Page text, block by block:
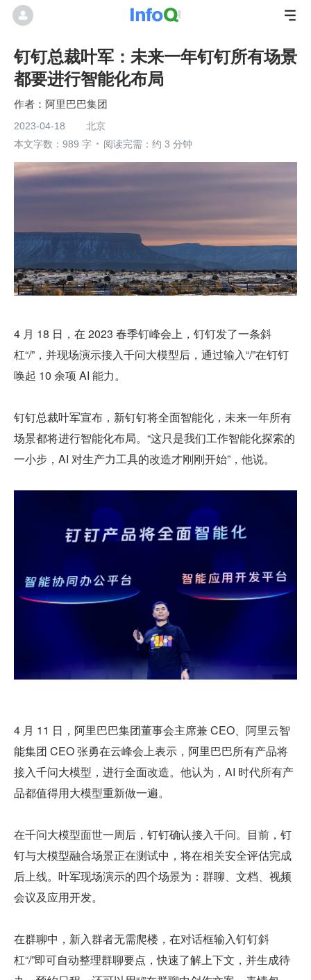
钉钉总裁叶军：未来一年钉钉所有场景
都要进行智能化布局
阿里巴巴集团
2023-04-18
北京
本文字数：989 字
阅读完需：约 3 分钟
4 月 18 日，在 2023 春季钉峰会上，钉钉发了一条斜
杠“/”，并现场演示接入千问大模型后，通过输入“/”在钉钉
唤起 10 余项 AI 能力。
钉钉总裁叶军宣布，新钉钉将全面智能化，未来一年所有
场景都将进行智能化布局。“这只是我们工作智能化探索的
一小步，AI 对生产力工具的改造才刚刚开始”，他说。
4 月 11 日，阿里巴巴集团董事会主席兼 CEO、阿里云智
能集团 CEO 张勇在云峰会上表示，阿里巴巴所有产品将
接入千问大模型，进行全面改造。他认为，AI 时代所有产
品都值得用大模型重新做一遍。
在千问大模型面世一周后，钉钉确认接入千问。目前，钉
钉与大模型融合场景正在测试中，将在相关安全评估完成
后上线。叶军现场演示的四个场景为：群聊、文档、视频
会议及应用开发。
在群聊中，新入群者无需爬楼，在对话框输入钉钉斜
杠“/”即可自动整理群聊要点，快速了解上下文，并生成待